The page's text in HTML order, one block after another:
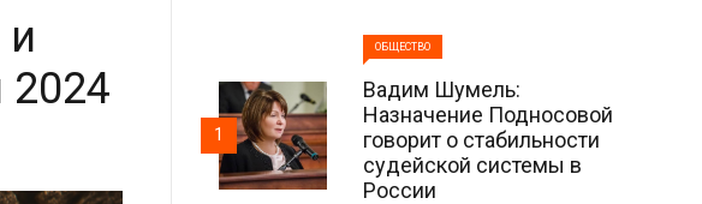
и
2024
ОБЩЕСТВО
Вадим Шумель:
Назначение Подносовой
говорит о стабильности
судейской системы в
России
1